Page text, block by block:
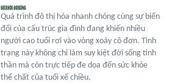
Quá trình đô thị hóa nhanh chóng cùng sự biến
đổi của cấu trúc gia đình đang khiến nhiều
người cao tuổi rơi vào vòng xoáy cô đơn. Tình
trạng này không chỉ làm suy kiệt đời sống tinh
thần mà còn trực tiếp đe dọa đến sức khỏe
thể chất của tuổi xế chiều.